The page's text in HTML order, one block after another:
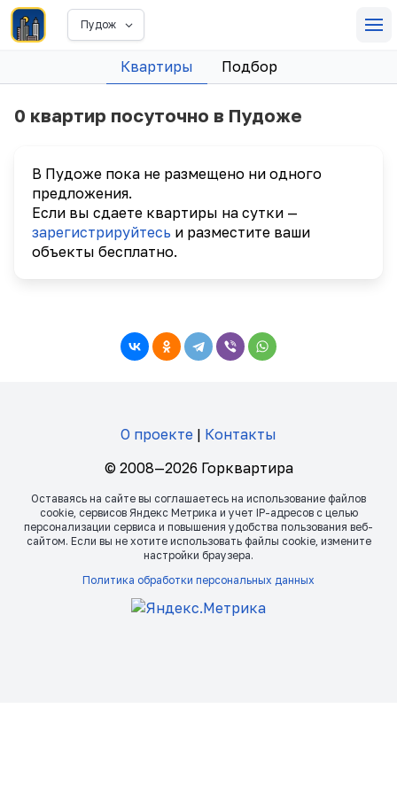
Пудож
Квартиры Подбор
0 квартир посуточно в Пудоже
В Пудоже пока не размещено ни одного
предложения.
Если вы сдаете квартиры на сутки —
зарегистрируйтесь и разместите ваши
объекты бесплатно.
О проекте | Контакты
© 2008—2026 Горквартира
Оставаясь на сайте вы соглашаетесь на использование файлов
сookie, сервисов Яндекс Метрика и учет IP-адресов с целью
персонализации сервиса и повышения удобства пользования веб-
сайтом. Если вы не хотите использовать файлы сookie, измените
настройки браузера.
Политика обработки персональных данных